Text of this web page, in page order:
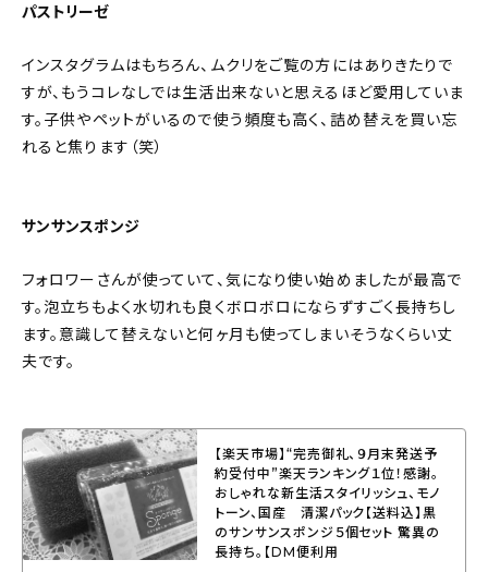
パストリーゼ
インスタグラムはもちろん、ムクリをご覧の方にはありきたりで
すが、もうコレなしでは生活出来ないと思えるほど愛用していま
す。子供やペットがいるので使う頻度も高く、詰め替えを買い忘
れると焦ります（笑）
サンサンスポンジ
フォロワーさんが使っていて、気になり使い始めましたが最高で
す。泡立ちもよく水切れも良くボロボロにならずすごく長持ちし
ます。意識して替えないと何ヶ月も使ってしまいそうなくらい丈
夫です。
【楽天市場】“完売御礼、９月末発送予
約受付中”楽天ランキング１位！感謝。
おしゃれな新生活スタイリッシュ、モノ
トーン、国産 清潔パック【送料込】黒
のサンサンスポンジ５個セット 驚異の
長持ち。【DM便利用